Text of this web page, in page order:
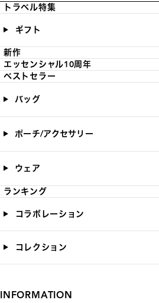
トラベル特集
ギフト
新作
エッセンシャル10周年
ベストセラー
バッグ
ポーチ/アクセサリー
ウェア
ランキング
コラボレーション
コレクション
INFORMATION